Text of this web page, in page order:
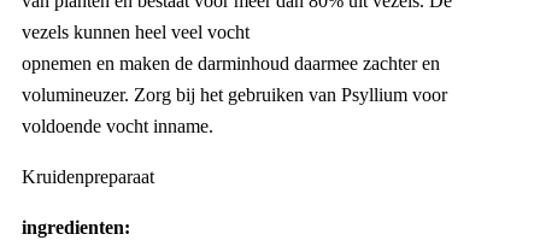
vezels kunnen heel veel vocht
opnemen en maken de darminhoud daarmee zachter en
volumineuzer. Zorg bij het gebruiken van Psyllium voor
voldoende vocht inname.
Kruidenpreparaat
ingredienten: